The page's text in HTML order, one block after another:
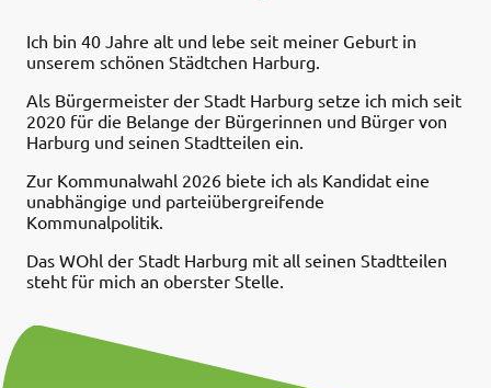
Ich bin 40 Jahre alt und lebe seit meiner Geburt in
unserem schönen Städtchen Harburg.
Als Bürgermeister der Stadt Harburg setze ich mich seit
2020 für die Belange der Bürgerinnen und Bürger von
Harburg und seinen Stadtteilen ein.
Zur Kommunalwahl 2026 biete ich als Kandidat eine
unabhängige und parteiübergreifende
Kommunalpolitik.
Das WOhl der Stadt Harburg mit all seinen Stadtteilen
steht für mich an oberster Stelle.